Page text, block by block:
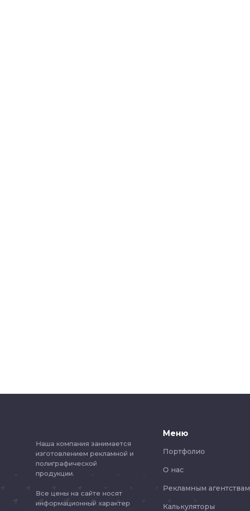
Наша компания занимается
изготовлением рекламной и
полиграфической
продукции.
Все цены на сайте носят
информационный характер
Меню
Портфолио
О нас
Рекламным агентствам
Калькуляторы